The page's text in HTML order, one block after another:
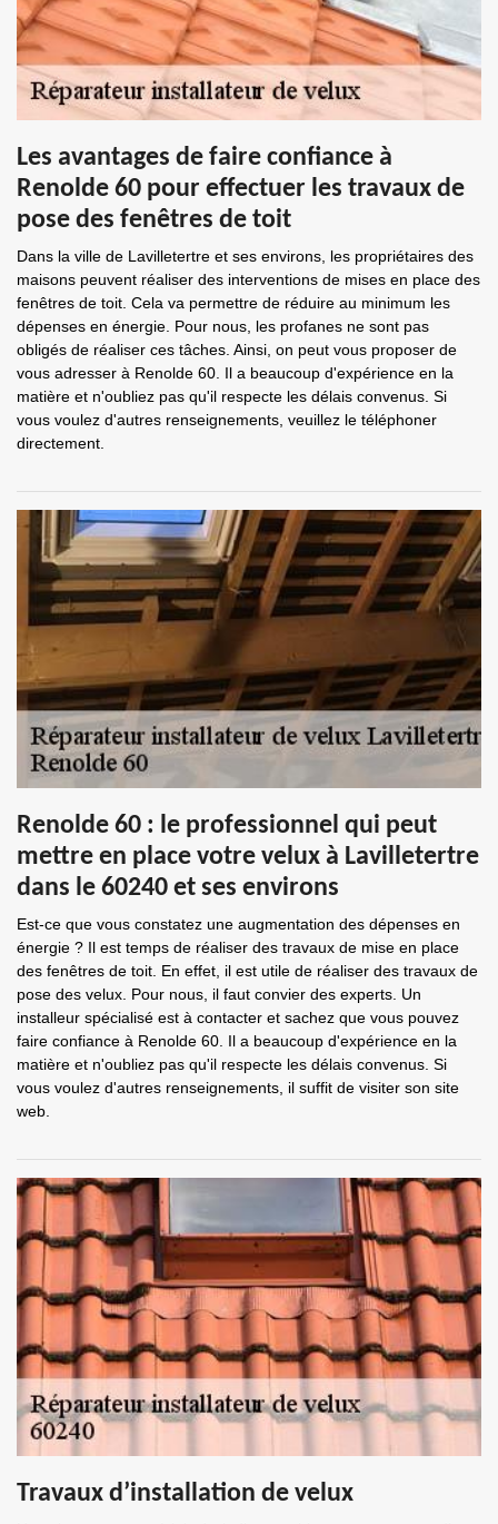
Les avantages de faire confiance à
Renolde 60 pour effectuer les travaux de
pose des fenêtres de toit
Dans la ville de Lavilletertre et ses environs, les propriétaires des
maisons peuvent réaliser des interventions de mises en place des
fenêtres de toit. Cela va permettre de réduire au minimum les
dépenses en énergie. Pour nous, les profanes ne sont pas
obligés de réaliser ces tâches. Ainsi, on peut vous proposer de
vous adresser à Renolde 60. Il a beaucoup d'expérience en la
matière et n'oubliez pas qu'il respecte les délais convenus. Si
vous voulez d'autres renseignements, veuillez le téléphoner
directement.
Renolde 60 : le professionnel qui peut
mettre en place votre velux à Lavilletertre
dans le 60240 et ses environs
Est-ce que vous constatez une augmentation des dépenses en
énergie ? Il est temps de réaliser des travaux de mise en place
des fenêtres de toit. En effet, il est utile de réaliser des travaux de
pose des velux. Pour nous, il faut convier des experts. Un
installeur spécialisé est à contacter et sachez que vous pouvez
faire confiance à Renolde 60. Il a beaucoup d'expérience en la
matière et n'oubliez pas qu'il respecte les délais convenus. Si
vous voulez d'autres renseignements, il suffit de visiter son site
web.
Travaux d’installation de velux